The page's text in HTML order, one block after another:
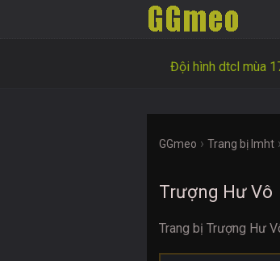
Đội hình dtcl mùa
GGmeo › Trang bị lmht ›
Trượng Hư Vô
Trang bị Trượng Hư